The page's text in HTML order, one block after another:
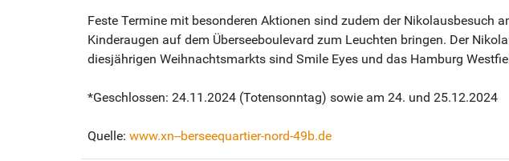
Feste Termine mit besonderen Aktionen sind zudem der Nikolausbesuch
Kinderaugen auf dem Überseeboulevard zum Leuchten bringen. Der
diesjährigen Weihnachtsmarkts sind Smile Eyes und das Hamburg
*Geschlossen: 24.11.2024 (Totensonntag) sowie am 24. und 25.12.2024
Quelle: www.xn--berseequartier-nord-49b.de